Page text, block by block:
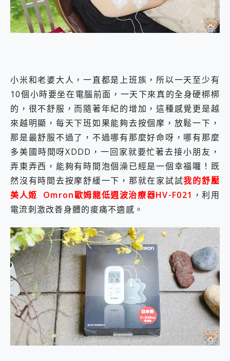
iPhone 17 系列 有認證的防護來囉！ imos 首家導入 UL MCV 行銷宣告驗證的手機配件品牌
DJI Osmo Pocket 3 爽爽帶回家 歡慶 EaseUS 21 週年到來，「Slogan 海報徵稿活動」好康大放送
COMPUTEX 2025 來囉！AGI亞奇雷 AI・Gaming・創作儲存方案登場，趕快來AGI亞奇雷挑戰任務抽 PS5！
自帶線的 有線無線都能充 ONPRO MagReact M5 10000mAh 5合1 磁吸無線急速行動電源 開箱 評測
飛利浦 JS7310 ⚡【電急便｜行動儲能救車電源】 可靠的旅行夥伴！帶給您優異的安全性與強大供電效能
是螢幕也是電視! 一機超多用途「MSI微星 Modern MD272UPSW 27型」 4K IPS 輕薄商用智慧聯網螢幕 開箱 評測
您的專屬AI 助手 Yoga Slim 7 Aura Edition 觸控AI筆電 開箱 評測
realme 14 Pro 超硬軍規、冰感變色實測，realme 14 5G 遊戲戰鬥值爆表，效能x娛樂全都要！
iPhone、Apple Watch、AirPods耳機 三個設備充電一起搞定 ONPRO MagReact™ M3 3 in 1可攜摺疊無線充電器 開箱 評測
動靜皆宜「HUAWEI FreeArc」開放式耳掛耳機，無感配戴! 超穩超服貼，音質、通話也很優質
好玩好拍 vivo V50 ~ 口袋裡的 Zeiss 潮流攝影棚!
25種洗烘模式一機搞定! Roborock 衣莉莎白 H1 Neo分子篩洗脫烘 AI 滾筒洗衣機
給 MSI Claw 系列電競掌機 最完美的家 MSI Nest Docking Station 掌機專屬擴充底座 開箱 評測
B&O 精品級音響! Home+ 中嘉寬頻 SoundBox 劇院串流盒 開箱 評測
EaseUS Vocal Remover 免費線上去聲器一鍵去除人聲 人聲 音樂分離 2024 消除人聲推薦
3 個超值 MHN 飛人工具分享~~ iToolab AnyGo 魔物獵人 Now飛人 ios教學 不出門也可以到處走
Locawhere AnyTo 寶可夢飛人 AnyTo 不出門也可以飛遍全世界
小體積 40000mAh 超大容量 一次充5個設備 充好充滿 CUKTECH 酷態科 300W 微型充電站 開箱 評測
97.3% 恢復率，資料救援就是這麼簡單 EaseUS Data Recovery Wizard Free 18.0.0 業界最好的資料救援軟體
磁碟系統大風吹 有了 磁碟管理程式 EaseUS Partition Master 就是這麼簡單
全新 SONY Xperia 1 VI 開箱! 相機實測! 長焦覆蓋更遠更清晰、2日長續航、頂尖影音娛樂效能~
Xiaomi 14 Ultra 開箱 評測~ 有深度的 Leica 影像旗艦手機! 加碼小旗艦 Xiaomi 14 開箱 評測
vivo TWS 3e 真無線藍牙耳機智慧降噪升級、音質明亮溫潤，並支援雙設備連接~
MSI Claw 掌機專屬配件包 來囉 完美保護 MSI Claw A1M-026TW 電競掌機
人像旗艦 vivo V30 系列 開箱 評測! 首搭蔡司光學鏡頭、攝影棚級柔光環、拍攝功能最好玩的美拍神機 vivo V30 Pro
小米和老婆大人，一直都是上班族，所以一天至少有
10個小時要坐在電腦前面，一天下來真的全身硬梆梆
的，很不舒服，而隨著年紀的增加，這種感覺更是越
來越明顯，每天下班如果能夠去按個摩，放鬆一下，
那是最舒服不過了，不過哪有那麼好命呀，哪有那麼
多美國時間呀XDDD，一回家就要忙著去接小朋友，
弄東弄西，能夠有時間泡個澡已經是一個幸福囉！既
然沒有時間去按摩舒緩一下，那就在家試試我的舒壓
美人姬 Omron歐姆龍低週波治療器HV-F021 ，利用
電流刺激改善身體的痠痛不適感。